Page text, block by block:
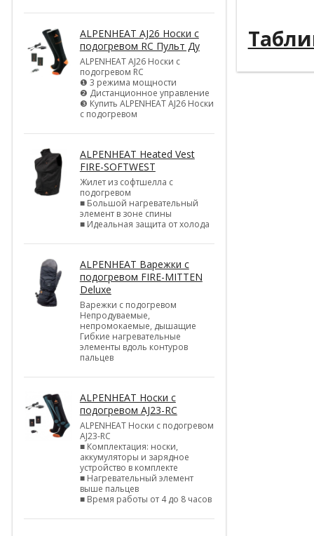
ALPENHEAT AJ26 Носки с
подогревом RC Пульт Ду
ALPENHEAT AJ26 Носки с
подогревом RC
❶ 3 режима мощности
❷ Дистанционное управление
❸ Купить ALPENHEAT AJ26 Носки
с подогревом
ALPENHEAT Heated Vest
FIRE-SOFTWEST
Жилет из софтшелла с
подогревом
■ Большой нагревательный
элемент в зоне спины
■ Идеальная защита от холода
ALPENHEAT Варежки с
подогревом FIRE-MITTEN
Deluxe
Варежки с подогревом
Непродуваемые,
непромокаемые, дышащие
Гибкие нагревательные
элементы вдоль контуров
пальцев
ALPENHEAT Носки с
подогревом AJ23-RC
ALPENHEAT Носки с подогревом
AJ23-RC
■ Комплектация: носки,
аккумуляторы и зарядное
устройство в комплекте
■ Нагревательный элемент
выше пальцев
■ Время работы от 4 до 8 часов